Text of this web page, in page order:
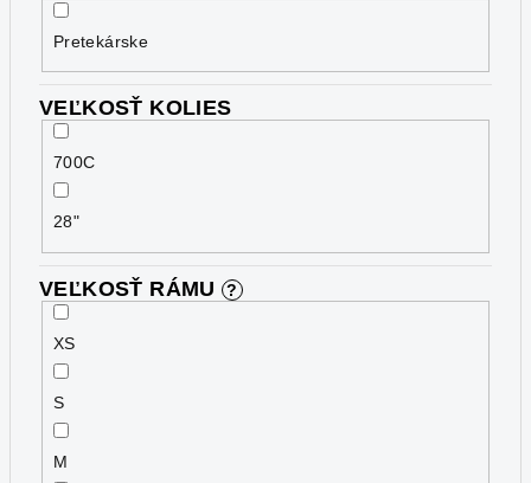
Pretekárske
VEĽKOSŤ KOLIES
700C
28"
VEĽKOSŤ RÁMU ?
XS
S
M